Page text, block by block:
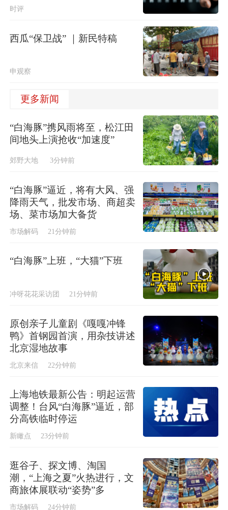
时评
西瓜“保卫战” ｜新民特稿
申观察
更多新闻
“白海豚”携风雨将至，松江田
间地头上演抢收“加速度”
郊野大地 3分钟前
“白海豚”逼近，将有大风、强
降雨天气，批发市场、商超卖
场、菜市场加大备货
市场解码 21分钟前
“白海豚”上班，“大猫”下班
冲呀花花采访团 21分钟前
原创亲子儿童剧《嘎嘎冲锋
鸭》首钢园首演，用杂技讲述
北京湿地故事
北京来信 22分钟前
上海地铁最新公告：明起运营
调整！台风“白海豚”逼近，部
分高铁临时停运
新瞰点 23分钟前
逛谷子、探文博、淘国
潮，“上海之夏”火热进行，文
商旅体展联动“姿势”多
市场解码 24分钟前